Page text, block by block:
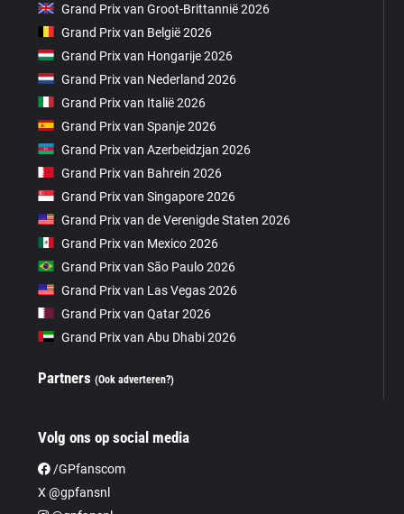
Grand Prix van Groot-Brittannië 2026
Grand Prix van België 2026
Grand Prix van Hongarije 2026
Grand Prix van Nederland 2026
Grand Prix van Italië 2026
Grand Prix van Spanje 2026
Grand Prix van Azerbeidzjan 2026
Grand Prix van Bahrein 2026
Grand Prix van Singapore 2026
Grand Prix van de Verenigde Staten 2026
Grand Prix van Mexico 2026
Grand Prix van São Paulo 2026
Grand Prix van Las Vegas 2026
Grand Prix van Qatar 2026
Grand Prix van Abu Dhabi 2026
Partners(Ook adverteren?)
Volg ons op social media
/GPfanscom
X @gpfansnl